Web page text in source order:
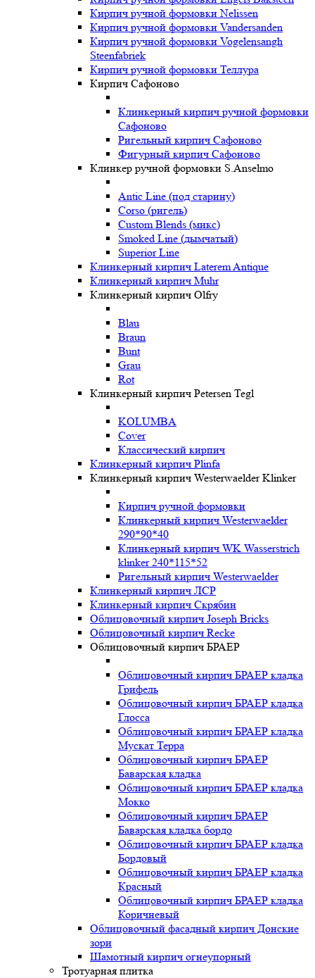
Кирпич ручной формовки Nelissen
Кирпич ручной формовки Vandersanden
Кирпич ручной формовки Vogelensangh
Steenfabriek
Кирпич ручной формовки Теллура
Кирпич Сафоново
Клинкерный кирпич ручной формовки
Сафоново
Ригельный кирпич Сафоново
Фигурный кирпич Сафоново
Клинкер ручной формовки S.Anselmo
Antic Line (под старину)
Corso (ригель)
Custom Blends (микс)
Smoked Line (дымчатый)
Superior Line
Клинкерный кирпич Laterem Antique
Клинкерный кирпич Muhr
Клинкерный кирпич Olfry
Blau
Braun
Bunt
Grau
Rot
Клинкерный кирпич Petersen Tegl
KOLUMBA
Cover
Классический кирпич
Клинкерный кирпич Plinfa
Клинкерный кирпич Westerwaelder Klinker
Кирпич ручной формовки
Клинкерный кирпич Westerwaelder
290*90*40
Клинкерный кирпич WK Wasserstrich
klinker 240*115*52
Ригельный кирпич Westerwaelder
Клинкерный кирпич ЛСР
Клинкерный кирпич Скрябин
Облицовочный кирпич Joseph Bricks
Облицовочный кирпич Recke
Облицовочный кирпич БРАЕР
Облицовочный кирпич БРАЕР кладка
Грифель
Облицовочный кирпич БРАЕР кладка
Глосса
Облицовочный кирпич БРАЕР кладка
Мускат Терра
Облицовочный кирпич БРАЕР
Баварская кладка
Облицовочный кирпич БРАЕР кладка
Мокко
Облицовочный кирпич БРАЕР
Баварская кладка бордо
Облицовочный кирпич БРАЕР кладка
Бордовый
Облицовочный кирпич БРАЕР кладка
Красный
Облицовочный кирпич БРАЕР кладка
Коричневый
Облицовочный фасадный кирпич Донские
зори
Шамотный кирпич огнеупорный
Тротуарная плитка